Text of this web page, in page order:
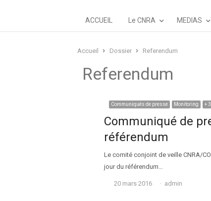
ACCUEIL Le CNRA MEDIAS
Accueil
Dossier Referendum
Referendum
Communiqués de presse Monitoring +
Communiqué de
référendum
Le comité conjoint de veille CNRA/
jour du référendum…
20 mars 2016 Auteur
admin